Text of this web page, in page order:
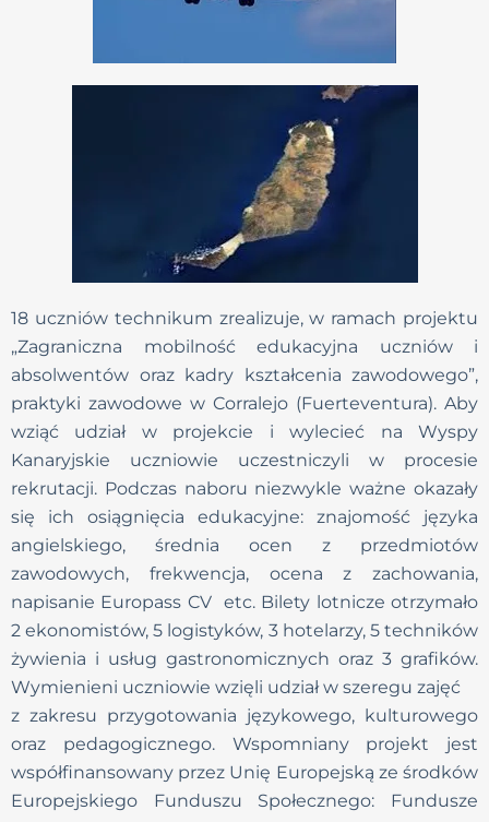
18 uczniów technikum zrealizuje, w ramach projektu
„Zagraniczna mobilność edukacyjna uczniów i
absolwentów oraz kadry kształcenia zawodowego”,
praktyki zawodowe w Corralejo (Fuerteventura). Aby
wziąć udział w projekcie i wylecieć na Wyspy
Kanaryjskie uczniowie uczestniczyli w procesie
rekrutacji. Podczas naboru niezwykle ważne okazały
się ich osiągnięcia edukacyjne: znajomość języka
angielskiego, średnia ocen z przedmiotów
zawodowych, frekwencja, ocena z zachowania,
napisanie Europass CV etc. Bilety lotnicze otrzymało
2 ekonomistów, 5 logistyków, 3 hotelarzy, 5 techników
żywienia i usług gastronomicznych oraz 3 grafików.
Wymienieni uczniowie wzięli udział w szeregu zajęć
z zakresu przygotowania językowego, kulturowego
oraz pedagogicznego. Wspomniany projekt jest
współfinansowany przez Unię Europejską ze środków
Europejskiego Funduszu Społecznego: Fundusze